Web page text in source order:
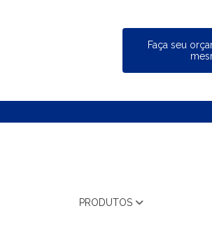
Faça seu
PRODUTOS